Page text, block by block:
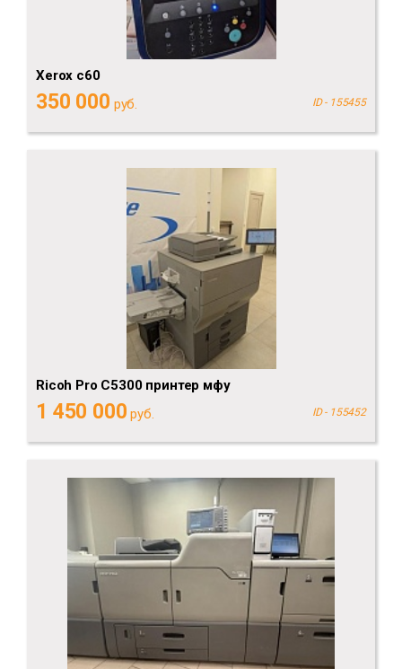
Xerox c60
350 000 руб. ID - 155455
Ricoh Pro C5300 принтер мфу
1 450 000 руб. ID - 155452